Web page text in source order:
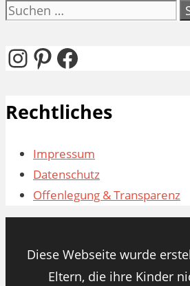
Suchen
Instagram
Pinterest
Facebook
Rechtliches
Impressum
Datenschutz
Offenlegung & Transparenz
Diese Webseite wurde
Eltern, die ihre Kinder